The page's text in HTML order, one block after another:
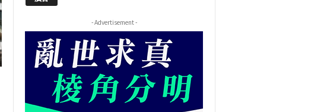
- Advertisement -